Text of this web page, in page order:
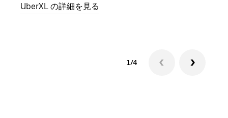
UberXL の詳細を見る
1/4